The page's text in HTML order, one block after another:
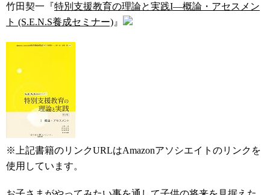
竹田契一『特別支援教育の理論と実践I―概論・アセスメン
ト (S.E.N.S養成セミナー) 』
※上記書籍のリンクURLはAmazonアソシエイトのリンクを
使用しています。